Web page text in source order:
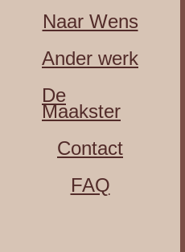
Naar Wens
Ander werk
De
Maakster
Contact
FAQ